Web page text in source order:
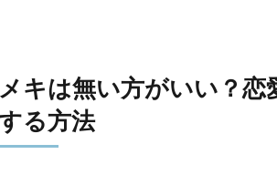
メキは無い方がいい？
る方法